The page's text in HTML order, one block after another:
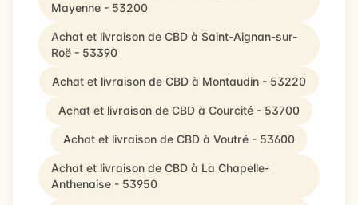
Mayenne - 53200
Achat et livraison de CBD à Saint-Aignan-sur-
Roë - 53390
Achat et livraison de CBD à Montaudin - 53220
Achat et livraison de CBD à Courcité - 53700
Achat et livraison de CBD à Voutré - 53600
Achat et livraison de CBD à La Chapelle-
Anthenaise - 53950